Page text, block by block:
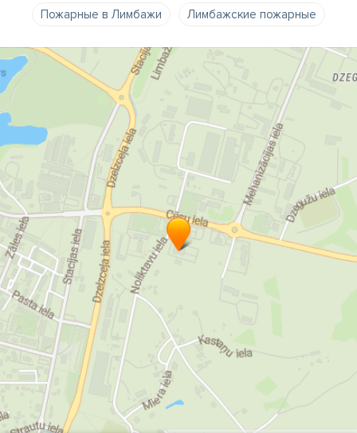
Пожарные в Лимбажи
Лимбажские пожарные